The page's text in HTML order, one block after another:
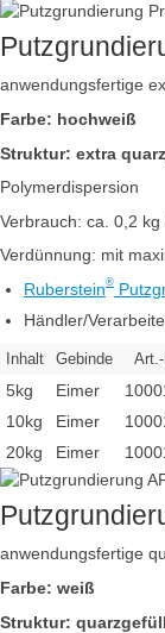
anwendungsfertige
Farbe: hochweiß
Struktur: extra
Polymerdispersion
Verbrauch: ca. 0,2 kg
Verdünnung: mit
Ruberstein®
Händler/
Inhalt Gebinde Art.-
5kg Eimer
10kg
Eimer
20kg
Eimer
anwendungsfertige
Farbe: weiß
Struktur: